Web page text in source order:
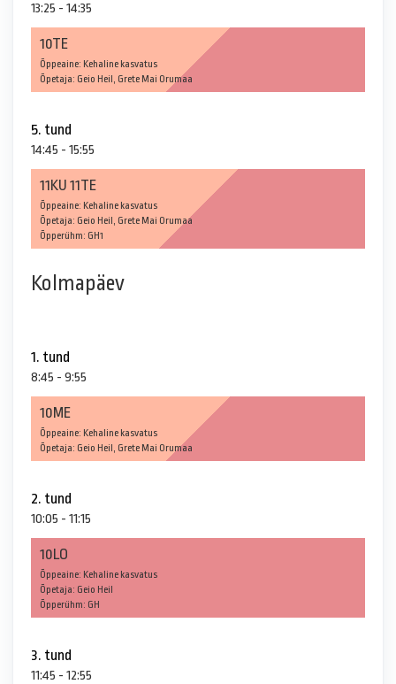
13:25 - 14:35
10TE
Õppeaine: Kehaline kasvatus
Õpetaja: Geio Heil, Grete Mai Orumaa
5. tund
14:45 - 15:55
11KU 11TE
Õppeaine: Kehaline kasvatus
Õpetaja: Geio Heil, Grete Mai Orumaa
Õpperühm: GH1
Kolmapäev
1. tund
8:45 - 9:55
10ME
Õppeaine: Kehaline kasvatus
Õpetaja: Geio Heil, Grete Mai Orumaa
2. tund
10:05 - 11:15
10LO
Õppeaine: Kehaline kasvatus
Õpetaja: Geio Heil
Õpperühm: GH
3. tund
11:45 - 12:55